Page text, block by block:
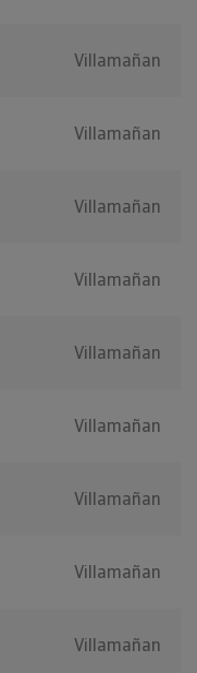
Villamañan
Villamañan
Villamañan
Villamañan
Villamañan
Villamañan
Villamañan
Villamañan
Villamañan